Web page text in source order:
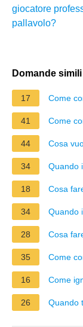
giocatore
pallavolo?
Domande simili
17 Come
41 Come
44 Cosa
34 Quando
18 Cosa
34 Quando
28 Cosa
35 Come
16 Come
26 Quando